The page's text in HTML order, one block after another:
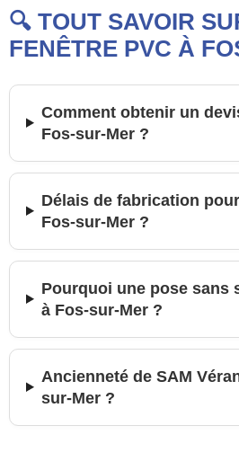
🔍 TOUT SAVOIR
FENÊTRE PVC À
Comment obtenir un
Fos-sur-Mer ?
Délais de fabrication
Fos-sur-Mer ?
Pourquoi une pose sans
à Fos-sur-Mer ?
Ancienneté de SAM
sur-Mer ?